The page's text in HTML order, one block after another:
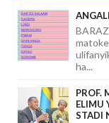
ha...
PROF.
ELIMU
STADI